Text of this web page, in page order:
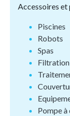
Accessoires et
Piscines
Robots
Spas
Filtration
Pompe à